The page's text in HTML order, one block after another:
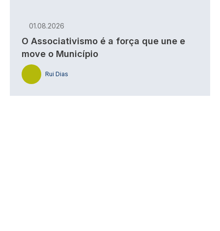
01.08.2026
O Associativismo é a força que une e
move o Município
Rui Dias